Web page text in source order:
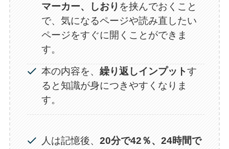
マーカー、しおり を挟んでおくこと
で、気になるページや読み直したい
ページをすぐに開くことができま
す。
本の内容を、 繰り返しインプットす
ると知識が身につきやすくなりま
す。
人は記憶後、 20分で42％、24時間で